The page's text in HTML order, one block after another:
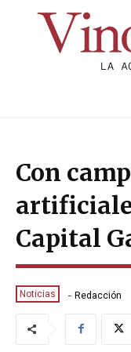
Con
Capital
Noticias - Redacción